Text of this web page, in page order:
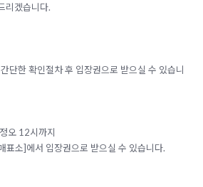
리겠습니다.
단한 확인절차 후 입장권으로 받으실 수 있습니
오 12시까지
표소]에서 입장권으로 받으실 수 있습니다.